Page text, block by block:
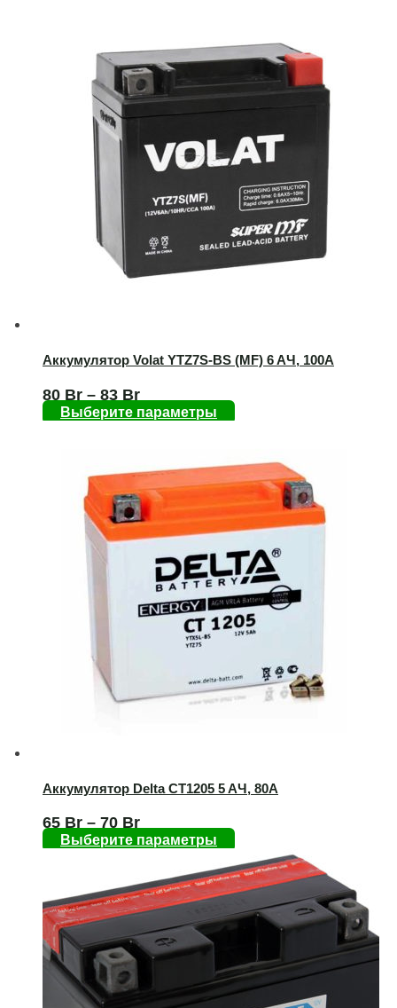
Аккумулятор Volat YTZ7S-BS (MF) 6 AЧ, 100А
80 Br – 83 Br
Выберите параметры
Аккумулятор Delta CT1205 5 AЧ, 80А
65 Br – 70 Br
Выберите параметры